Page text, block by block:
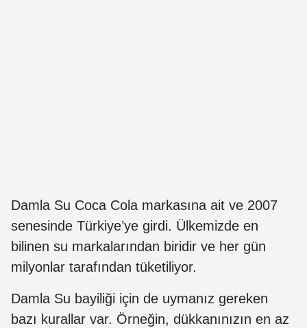
Damla Su Coca Cola markasına ait ve 2007
senesinde Türkiye’ye girdi. Ülkemizde en
bilinen su markalarından biridir ve her gün
milyonlar tarafından tüketiliyor.
Damla Su bayiliği için de uymanız gereken
bazı kurallar var. Örneğin, dükkanınızın en az